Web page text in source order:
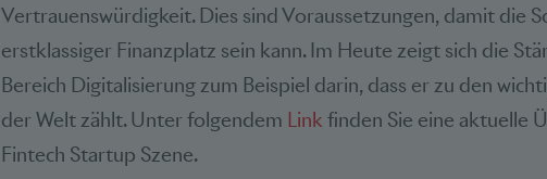
Vertrauenswürdigkeit. Dies sind Voraussetzungen, damit die
erstklassiger Finanzplatz sein kann. Im Heute zeigt sich die
Bereich Digitalisierung zum Beispiel darin, dass er zu den
der Welt zählt. Unter folgendem Link finden Sie eine aktuelle
Fintech Startup Szene.